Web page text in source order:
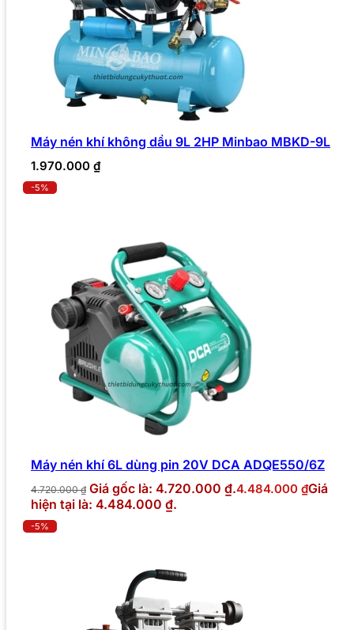
Máy nén khí không dầu 9L 2HP Minbao MBKD-9L
1.970.000 ₫
-5%
Máy nén khí 6L dùng pin 20V DCA ADQE550/6Z
4.720.000₫ Giá gốc là: 4.720.000 ₫.4.484.000 ₫Giá
hiện tại là: 4.484.000 ₫.
-5%